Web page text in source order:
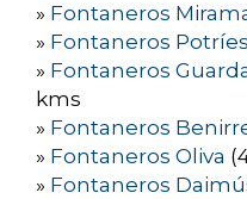
» Fontaneros
» Fontaneros Potríes
» Fontaneros
kms
» Fontaneros
» Fontaneros Oliva
» Fontaneros